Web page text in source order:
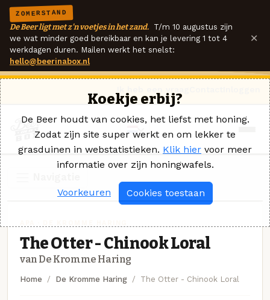
ZOMERSTAND
De Beer ligt met z'n voetjes in het zand. T/m 10 augustus zijn
we wat minder goed bereikbaar en kan je levering 1 tot 4
werkdagen duren. Mailen werkt het snelst:
hello@beerinabox.nl
×
The Otter - Chinook Loral
van De Kromme Haring
Home De Kromme Haring The Otter - Chinook Loral
Koekje erbij?
De Beer houdt van cookies, het liefst met honing.
Zodat zijn site super werkt en om lekker te
grasduinen in webstatistieken. Klik hier voor meer
informatie over zijn honingwafels.
Voorkeuren Cookies toestaan